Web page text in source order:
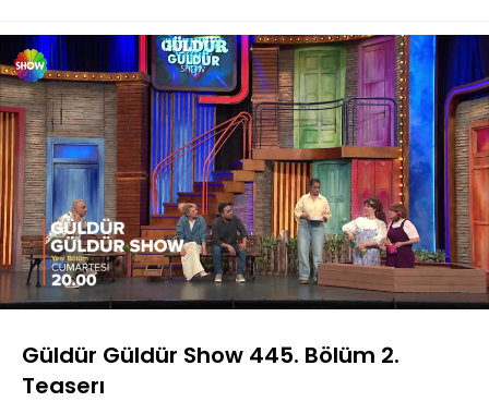
Sesi
Aç
480P
Yüklendi:
69.65%
Oynatma
Hızı
Güldür Güldür Show 445. Bölüm 2.
Teaserı